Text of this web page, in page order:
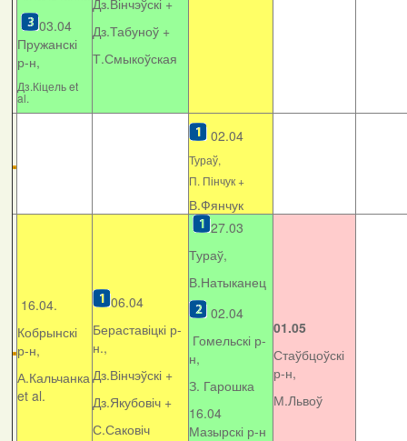
03.04
Пружанскі
р-н,
Дз.Кіцель et
al.
Дз.Вінчэўскі +
Дз.Табуноў +
Т.Смыкоўская
02.04
Тураў,
П. Пінчук +
В.Фянчук
16.04.
Кобрынскі
р-н,
А.Кальчанка
et al.
06.04
Бераставіцкі р-
н.,
Дз.Вінчэўскі +
Дз.Якубовіч +
С.Саковіч
27.03
Тураў,
В.Натыканец
02.04
Гомельскі р-
н,
З. Гарошка
16.04
Мазырскі р-н
01.05
Стаўбцоўскі
р-н,
М.Львоў